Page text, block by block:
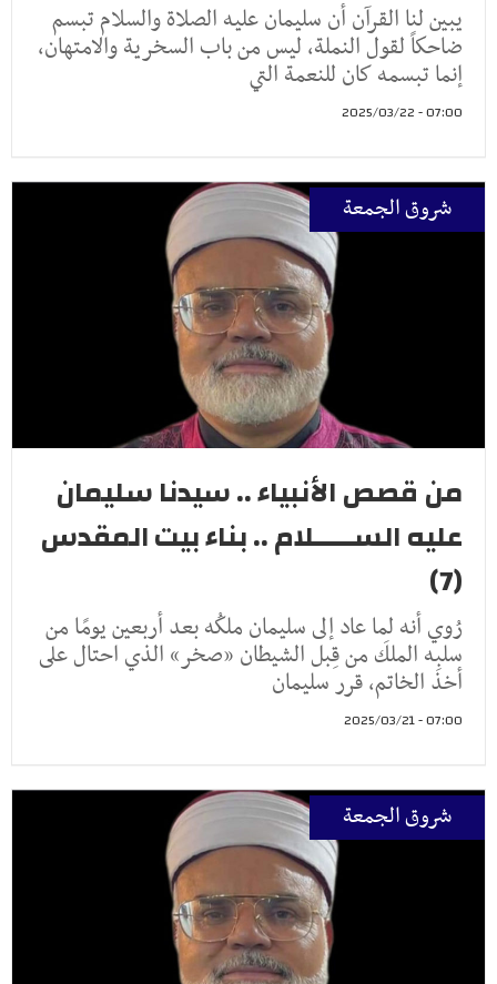
يبين لنا القرآن أن سليمان عليه الصلاة والسلام تبسم
ضاحكاً لقول النملة، ليس من باب السخرية والامتهان،
إنما تبسمه كان للنعمة التي
07:00 - 2025/03/22
شروق الجمعة
من قصص الأنبياء .. سيدنا سليمان
عليه الســـــلام .. بناء بيت المقدس
(7)
رُوي أنه لما عاد إلى سليمان ملكُه بعد أربعين يومًا من
سلبِه الملكَ من قِبل الشيطان «صخر» الذي احتال على
أخذ الخاتم، قرر سليمان
07:00 - 2025/03/21
شروق الجمعة